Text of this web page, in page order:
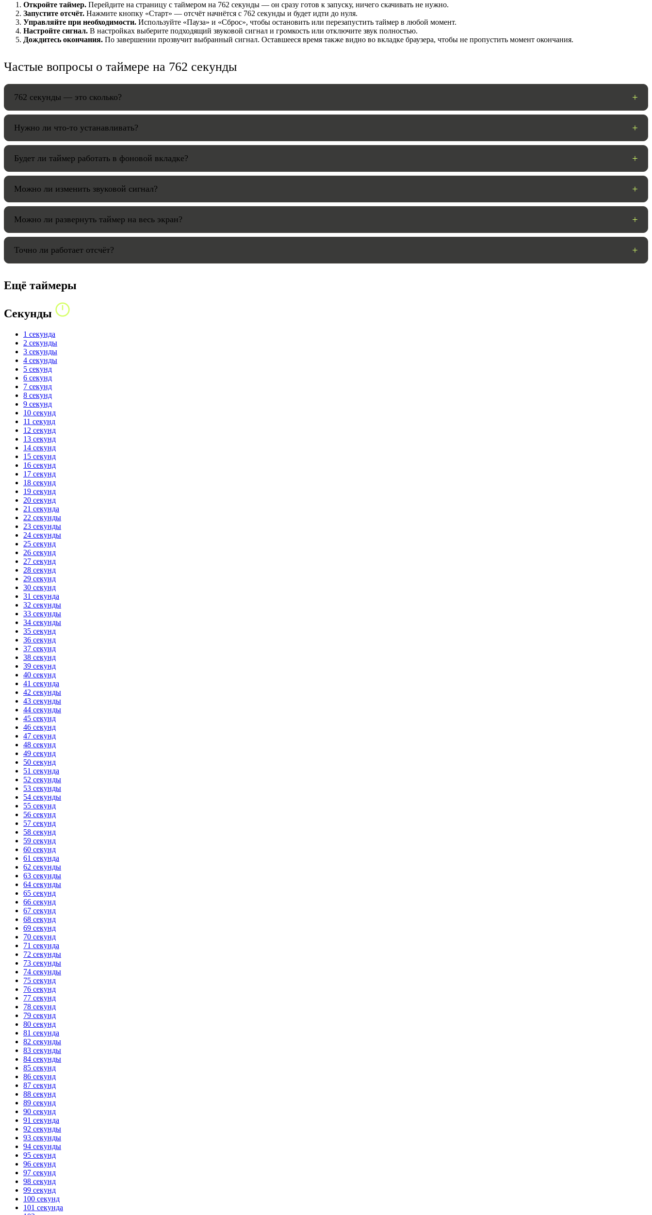
HANDY TIMERS
Откройте таймер. Перейдите на страницу с таймером на 762 секунды — он сразу готов к запуску, ничего скачивать не нужно.
Запустите отсчёт. Нажмите кнопку «Старт» — отсчёт начнётся с 762 секунды и будет идти до нуля.
Управляйте при необходимости. Используйте «Пауза» и «Сброс», чтобы остановить или перезапустить таймер в любой момент.
Настройте сигнал. В настройках выберите подходящий звуковой сигнал и громкость или отключите звук полностью.
Дождитесь окончания. По завершении прозвучит выбранный сигнал. Оставшееся время также видно во вкладке браузера, чтобы не пропустить момент окончания.
Частые вопросы о таймере на 762 секунды
762 секунды — это сколько?
Нужно ли что-то устанавливать?
Будет ли таймер работать в фоновой вкладке?
Можно ли изменить звуковой сигнал?
Можно ли развернуть таймер на весь экран?
Точно ли работает отсчёт?
Ещё таймеры
Секунды
1 секунда
2 секунды
3 секунды
4 секунды
5 секунд
6 секунд
7 секунд
8 секунд
9 секунд
10 секунд
11 секунд
12 секунд
13 секунд
14 секунд
15 секунд
16 секунд
17 секунд
18 секунд
19 секунд
20 секунд
21 секунда
22 секунды
23 секунды
24 секунды
25 секунд
26 секунд
27 секунд
28 секунд
29 секунд
30 секунд
31 секунда
32 секунды
33 секунды
34 секунды
35 секунд
36 секунд
37 секунд
38 секунд
39 секунд
40 секунд
41 секунда
42 секунды
43 секунды
44 секунды
45 секунд
46 секунд
47 секунд
48 секунд
49 секунд
50 секунд
51 секунда
52 секунды
53 секунды
54 секунды
55 секунд
56 секунд
57 секунд
58 секунд
59 секунд
60 секунд
61 секунда
62 секунды
63 секунды
64 секунды
65 секунд
66 секунд
67 секунд
68 секунд
69 секунд
70 секунд
71 секунда
72 секунды
73 секунды
74 секунды
75 секунд
76 секунд
77 секунд
78 секунд
79 секунд
80 секунд
81 секунда
82 секунды
83 секунды
84 секунды
85 секунд
86 секунд
87 секунд
88 секунд
89 секунд
90 секунд
91 секунда
92 секунды
93 секунды
94 секунды
95 секунд
96 секунд
97 секунд
98 секунд
99 секунд
100 секунд
101 секунда